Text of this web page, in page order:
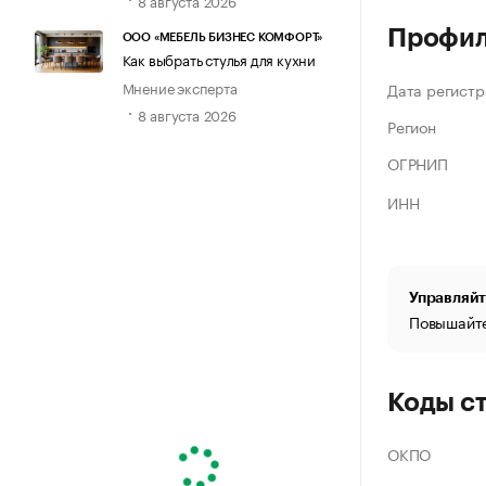
ООО «МЕБЕЛЬ БИЗНЕС КОМФОРТ»
Как выбрать стулья для кухни
Мнение эксперта
8 августа 2026
Дата
Регион
ОГРНИП
ИНН
Коды
ОКПО